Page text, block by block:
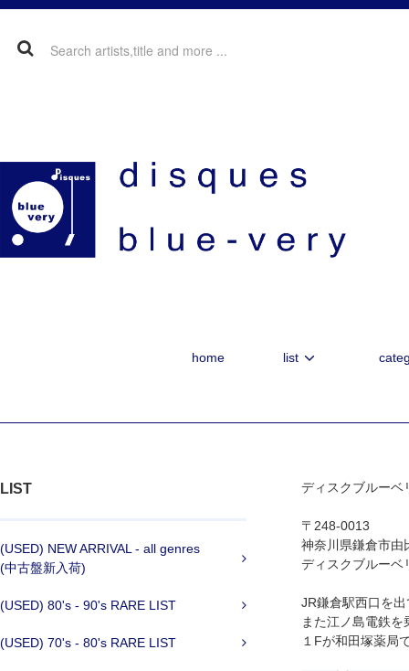
home list
LIST
(USED) NEW ARRIVAL - all genres
(中古盤新入荷)
(USED) 80's - 90's RARE LIST
(USED) 70's - 80's RARE LIST
ディスクブルーベ
〒248-0013
神奈川県鎌倉市由
ディスクブルーベ
JR鎌倉駅西口を
また江ノ島電鉄
１Fが和田塚薬局